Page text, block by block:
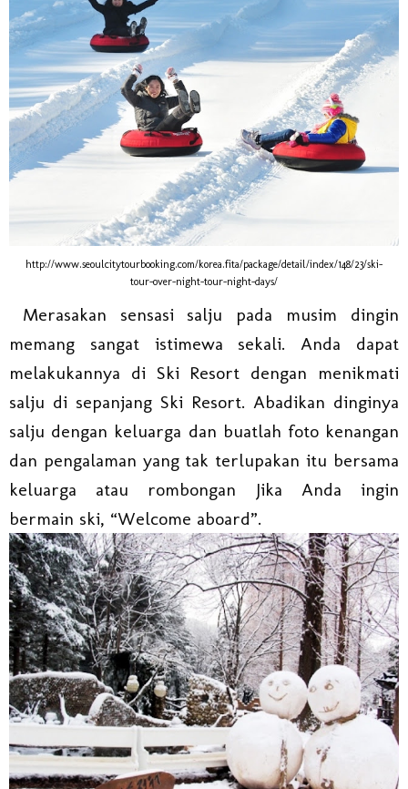
http://www.seoulcitytourbooking.com/korea.fita/package/detail/index/148/23/ski-
tour-over-night-tour-night-days/
Merasakan sensasi salju pada musim dingin
memang sangat istimewa sekali. Anda dapat
melakukannya di Ski Resort dengan menikmati
salju di sepanjang Ski Resort. Abadikan dinginya
salju dengan keluarga dan buatlah foto kenangan
dan pengalaman yang tak terlupakan itu bersama
keluarga atau rombongan Jika Anda ingin
bermain ski, “Welcome aboard”.